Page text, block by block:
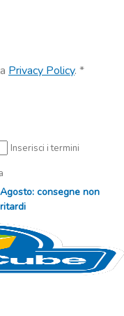
Privacy Policy. *
Inserisci i termini
consegne non